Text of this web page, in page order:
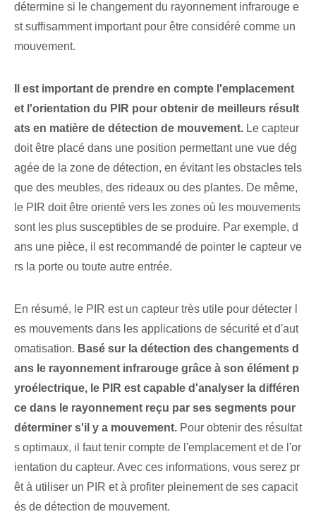
détermine si le changement du rayonnement infrarouge e
st suffisamment important pour être considéré comme un
mouvement.
Il est important de prendre en compte l'emplacement
et l'orientation du PIR pour obtenir de meilleurs résult
ats en matière de détection de mouvement. Le capteur
doit être placé dans une position permettant une vue dég
agée de la zone de détection, en évitant les obstacles tels
que des meubles, des rideaux ou des plantes. De même, ⁣
le ‌PIR doit être orienté vers les zones où les mouvements
sont les plus susceptibles de se produire. Par exemple, d
ans une pièce, il est recommandé de pointer le capteur ve
rs la porte ou toute autre entrée.
En résumé, le PIR est un capteur très utile pour détecter l
es mouvements dans les applications de sécurité et d'aut
omatisation. Basé sur la détection des changements d
ans le rayonnement infrarouge grâce à son élément p
yroélectrique, le PIR est capable d'analyser la différen
ce dans le ‌rayonnement reçu⁤ par ses segments pour
déterminer s'il y a ⁤mouvement. Pour obtenir des résultat
s optimaux, il faut tenir compte de l'emplacement et de l'or
ientation du capteur. Avec ces informations, vous serez pr
êt à utiliser un PIR et à profiter pleinement de ses capacit
és de détection de mouvement.